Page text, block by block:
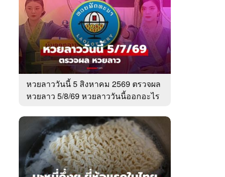
หวยลาววันนี้ 5 สิงหาคม 2569 ตรวจผล
หวยลาว 5/8/69 หวยลาววันนี้ออกอะไร